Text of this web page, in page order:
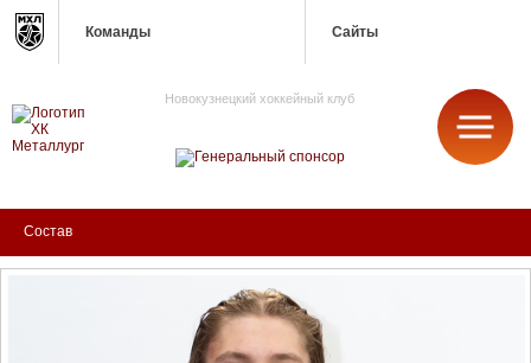
Команды Сайты
Новокузнецкий хоккейный клуб
Состав